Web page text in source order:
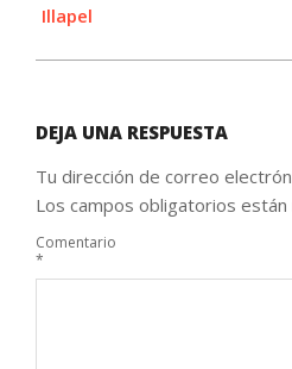
Illapel
DEJA UNA RESPUESTA
Tu dirección de correo
Los campos obligatorios están
Comentario
*